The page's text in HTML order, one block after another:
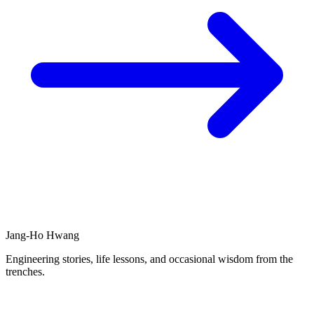
Jang-Ho Hwang
Engineering stories, life lessons, and occasional wisdom from the
trenches.